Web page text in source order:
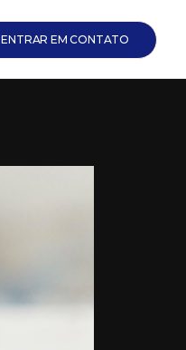
ENTRAR EM CONTATO